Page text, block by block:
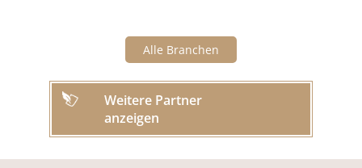
Alle Branchen
Weitere Partner
anzeigen